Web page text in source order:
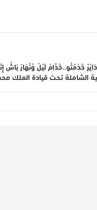
خَدْمْتُو..خَدَّامْ لَيْلْ وُنْهَارْ بَاشْ
الشاملة تحت قيادة الملك